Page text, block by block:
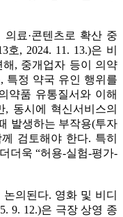
료·콘텐츠로 확산 중
호, 2024. 11. 13.)은 비
, 중개업자 등이 의약
특정 약국 유인 행위를
약품 유통질서와 이해
, 동시에 혁신서비스의
발생하는 부작용(투자
검토해야 한다. 특히
더욱 “허용-실험-평가-
의된다. 영화 및 비디
9. 12.)은 극장 상영 종